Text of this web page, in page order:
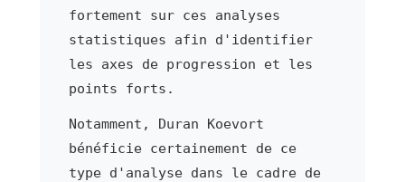
fortement sur ces analyses
statistiques afin d'identifier
les axes de progression et les
points forts.
Notamment, Duran Koevort
bénéficie certainement de ce
type d'analyse dans le cadre de